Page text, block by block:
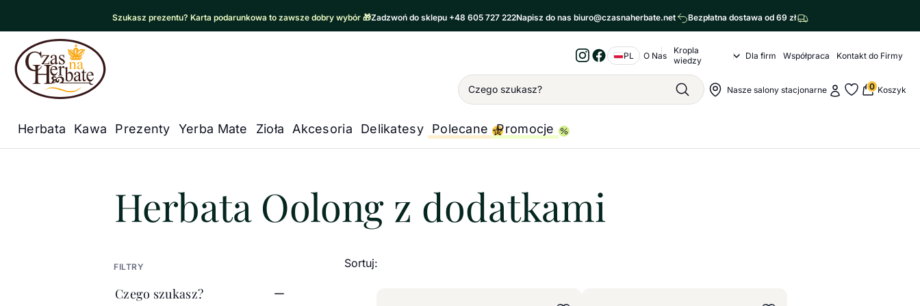
Szukasz prezentu? Karta podarunkowa to zawsze dobry wybór 🎁Zadzwoń do sklepu +48 605 727 222Napisz do nas biuro@czasnaherbate.net Bezpłatna dostawa od 69 zł
Czas na Herbatę Logo
Instagram
Facebook
PL Nawigacja o nas
O Nas
Kropla
wiedzy
Kropla wiedzy Submenu
Dla firm Współpraca Kontakt do Firmy
Wyszukiwanie
SzukajNawigacja sklepu
Nasze salony stacjonarneMoje konto
Moje ulubione
0 Koszyk
Główna nawigacja
Herbata Kawa Prezenty Yerba Mate Zioła Akcesoria Delikatesy Polecane Promocje
Czas na herbatę Kompozycje herbat Herbata Oolong z dodatkami
Herbata Oolong z dodatkami
FILTRY
Czego szukasz?
Sortuj: